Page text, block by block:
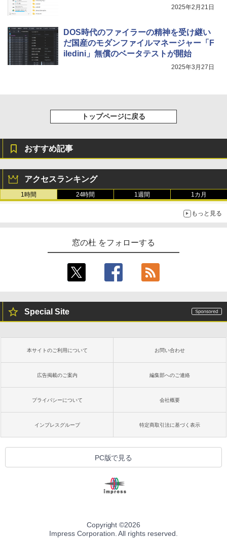
2025年2月21日
DOS時代のファイラーの精神を受け継い
だ国産のモダンファイルマネージャー「F
iledini」無償のベータテストが開始
2025年3月27日
トップページに戻る
おすすめ記事
アクセスランキング
1時間 24時間 1週間 1カ月
もっと見る
窓の杜 をフォローする
Special Site
本サイトのご利用について お問い合わせ
広告掲載のご案内 編集部へのご連絡
プライバシーについて 会社概要
インプレスグループ 特定商取引法に基づく表示
PC版で見る
Copyright ©2026
Impress Corporation. All rights reserved.